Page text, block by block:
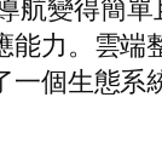
航變得簡
力。雲
個生態